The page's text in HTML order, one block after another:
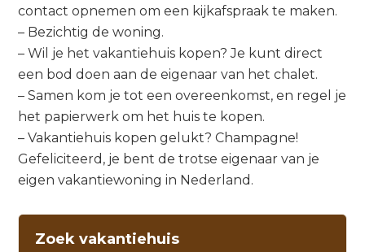
contact opnemen om een kijkafspraak te maken.
– Bezichtig de woning.
– Wil je het vakantiehuis kopen? Je kunt direct
een bod doen aan de eigenaar van het chalet.
– Samen kom je tot een overeenkomst, en regel je
het papierwerk om het huis te kopen.
– Vakantiehuis kopen gelukt? Champagne!
Gefeliciteerd, je bent de trotse eigenaar van je
eigen vakantiewoning in Nederland.
Zoek vakantiehuis